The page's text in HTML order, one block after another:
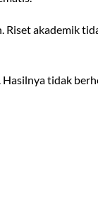
akademik
tidak